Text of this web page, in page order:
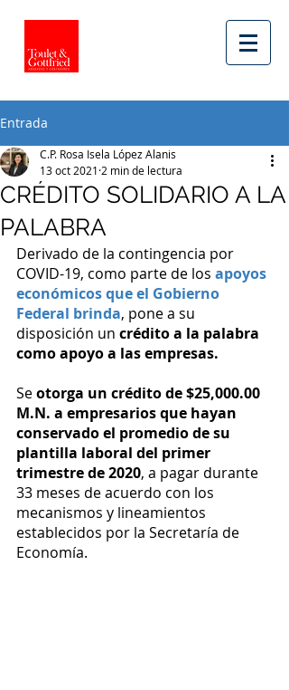
Entrada
CRÉDITO SOLIDARIO A LA
PALABRA
C.P. Rosa Isela López Alanis
13 oct 2021 2 min de lectura
Derivado de la contingencia por
COVID-19, como parte de los apoyos
económicos que el Gobierno
Federal brinda, pone a su
disposición un crédito a la palabra
como apoyo a las empresas.
Se otorga un crédito de $25,000.00
M.N. a empresarios que hayan
conservado el promedio de su
plantilla laboral del primer
trimestre de 2020, a pagar durante
33 meses de acuerdo con los
mecanismos y lineamientos
establecidos por la Secretaría de
Economía.